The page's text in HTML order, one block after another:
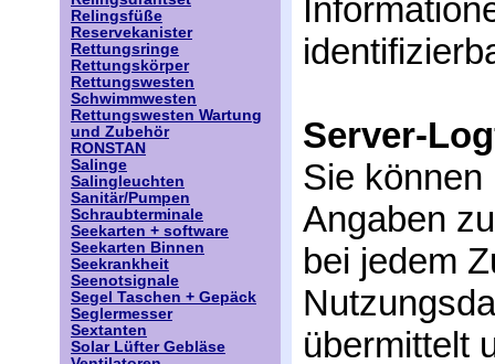
Relingsfüße
Reservekanister
Rettungsringe
Rettungskörper
Rettungswesten
Schwimmwesten
Rettungswesten Wartung
und Zubehör
RONSTAN
Salinge
Salingleuchten
Sanitär/Pumpen
Schraubterminale
Seekarten + software
Seekarten Binnen
Seekrankheit
Seenotsignale
Segel Taschen + Gepäck
Seglermesser
Sextanten
Solar Lüfter Gebläse
Server-
Sie
Angaben
bei jedem
übermittelt